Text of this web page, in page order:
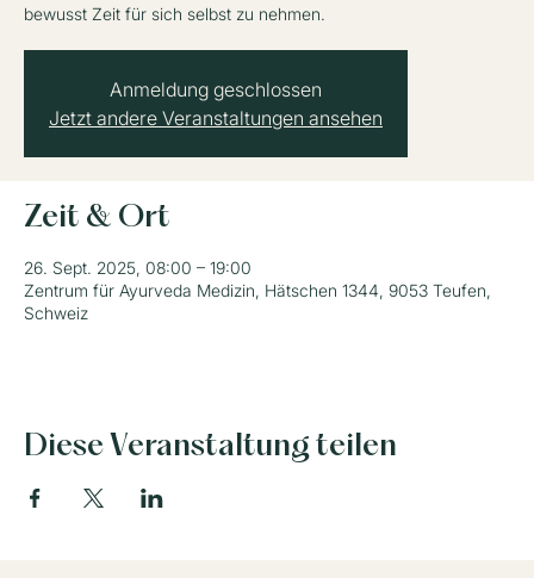
bewusst Zeit für sich selbst zu nehmen.
Anmeldung geschlossen
Jetzt andere Veranstaltungen ansehen
Zeit & Ort
26. Sept. 2025, 08:00 – 19:00
Zentrum für Ayurveda Medizin, Hätschen 1344, 9053 Teufen,
Schweiz
Diese Veranstaltung teilen